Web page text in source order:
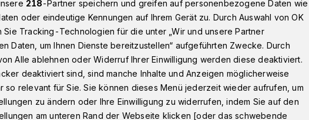
Moritzstraße in Wuppertal: Arbeiten an Wasserleitungen
218-Partner speichern und greifen auf personenbezogene Daten wie
oder eindeutige Kennungen auf Ihrem Gerät zu. Durch Auswahl von OK
Sie Tracking-Technologien für die unter „Wir und unsere Partner
Daten, um Ihnen Dienste bereitzustellen“ aufgeführten Zwecke. Durch
Alle ablehnen oder Widerruf Ihrer Einwilligung werden diese deaktiviert.
deaktiviert sind, sind manche Inhalte und Anzeigen möglicherweise
so relevant für Sie. Sie können dieses Menü jederzeit wieder aufrufen, um
zu ändern oder Ihre Einwilligung zu widerrufen, indem Sie auf den
am unteren Rand der Webseite klicken [oder das schwebende